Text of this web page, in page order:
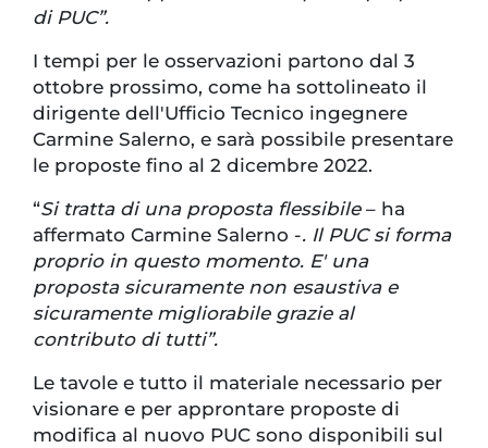
di PUC”.
I tempi per le osservazioni partono dal 3
ottobre prossimo, come ha sottolineato il
dirigente dell'Ufficio Tecnico ingegnere
Carmine Salerno, e sarà possibile presentare
le proposte fino al 2 dicembre 2022.
“Si tratta di una proposta flessibile– ha
affermato Carmine Salerno -. Il PUC si forma
proprio in questo momento. E' una
proposta sicuramente non esaustiva e
sicuramente migliorabile grazie al
contributo di tutti”.
Le tavole e tutto il materiale necessario per
visionare e per approntare proposte di
modifica al nuovo PUC sono disponibili sul